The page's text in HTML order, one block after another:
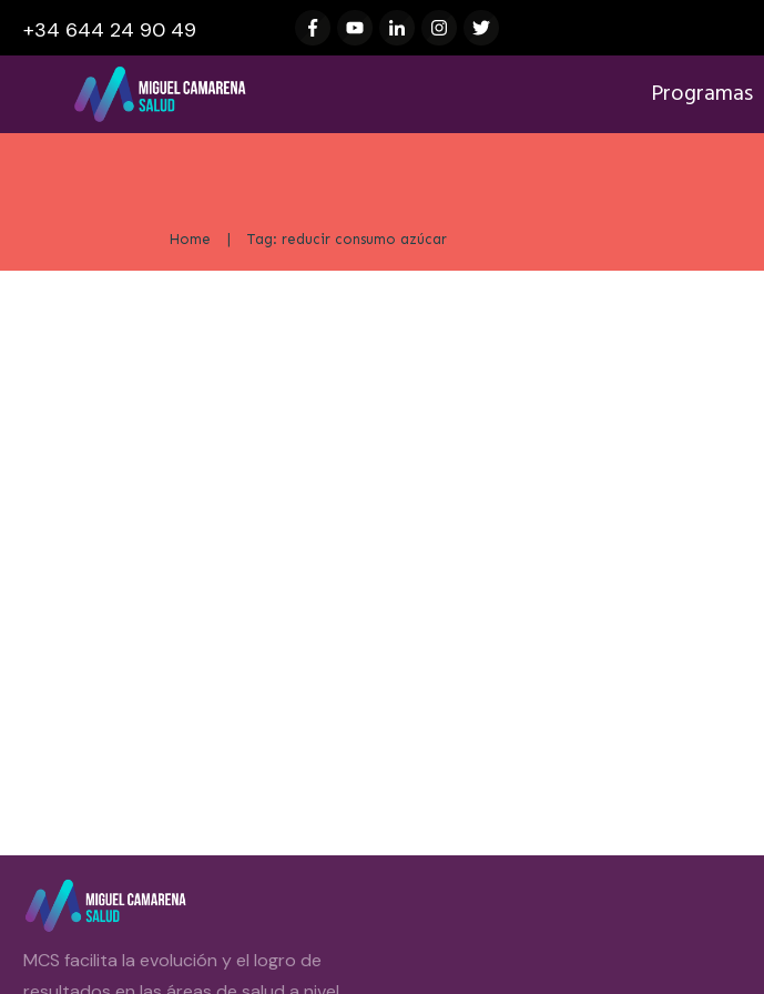
+34 644 24 90 49
Programas
Home | Tag: reducir consumo azúcar
MCS facilita la evolución y el logro de